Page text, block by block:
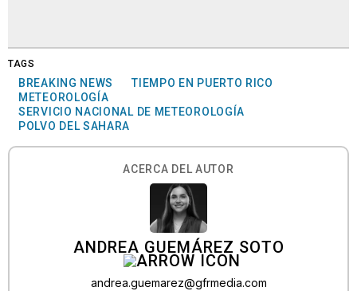
TAGS
BREAKING NEWS
TIEMPO EN PUERTO RICO
METEOROLOGÍA
SERVICIO NACIONAL DE METEOROLOGÍA
POLVO DEL SAHARA
ACERCA DEL AUTOR
ANDREA GUEMÁREZ SOTO
andrea.guemarez@gfrmedia.com